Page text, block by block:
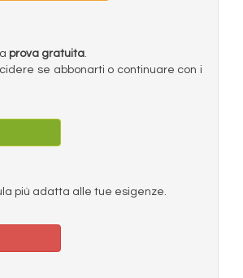
prova gratuita.
se abbonarti o continuare con i
più adatta alle tue esigenze.